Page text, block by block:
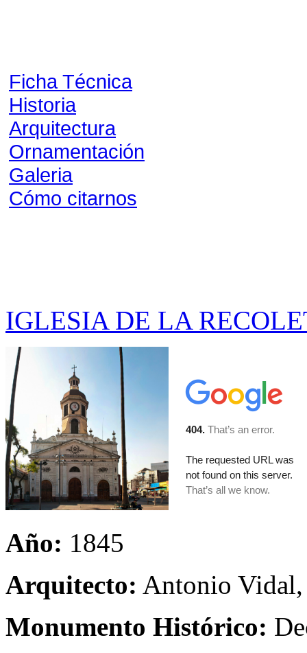
Ficha Técnica
Historia
Arquitectura
Ornamentación
Galeria
Cómo citarnos
IGLESIA DE LA
Año: 1845
Arquitecto: Antonio
Monumento Histórico: